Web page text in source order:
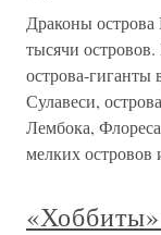
Драконы
тысячи
острова-
Сулавеси,
Лембока,
мелких островов